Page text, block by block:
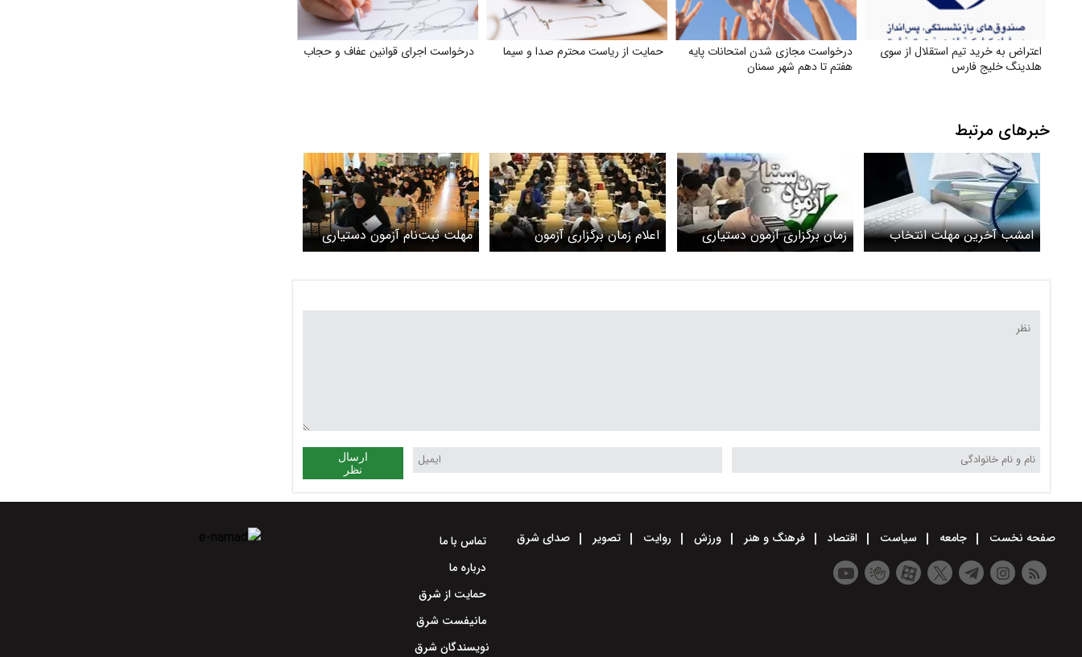
اعتراض به خرید تیم استقلال از سوی
هلدینگ خلیج فارس
درخواست مجازی شدن امتحانات پایه
هفتم تا دهم شهر سمنان
حمایت از ریاست محترم صدا و سیما درخواست اجرای قوانین عفاف و حجاب
خبرهای مرتبط
امشب آخرین مهلت انتخاب
رشته آزمون دستیاری
زمان برگزاری آزمون دستیاری
اعلام شد/ثبت‌نام بیش از ۱۴
اعلام زمان برگزاری آزمون
دستیاری
مهلت ثبت‌نام آزمون دستیاری
پزشکی امروز پایان می‌یابد
ارسال
نظر
صفحه نخست جامعه سیاست اقتصاد فرهنگ و هنر ورزش روایت تصویر صدای شرق
تماس با ما
درباره ما
حمایت از شرق
مانیفست شرق
نویسندگان شرق